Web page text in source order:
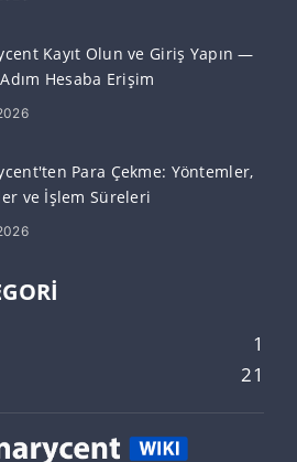
Kayıt Olun ve Giriş Yapın —
Hesaba Erişim
Para Çekme: Yöntemler,
ve İşlem Süreleri
1
21